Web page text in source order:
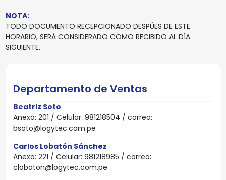
NOTA:
TODO DOCUMENTO RECEPCIONADO DESPÚES DE ESTE
HORARIO, SERÁ CONSIDERADO COMO RECIBIDO AL DÍA
SIGUIENTE.
Departamento de Ventas
Beatriz Soto
Anexo: 201 / Celular: 981218504 / correo:
bsoto@logytec.com.pe
Carlos Lobatón Sánchez
Anexo: 221 / Celular: 981218985 / correo:
clobaton@logytec.com.pe